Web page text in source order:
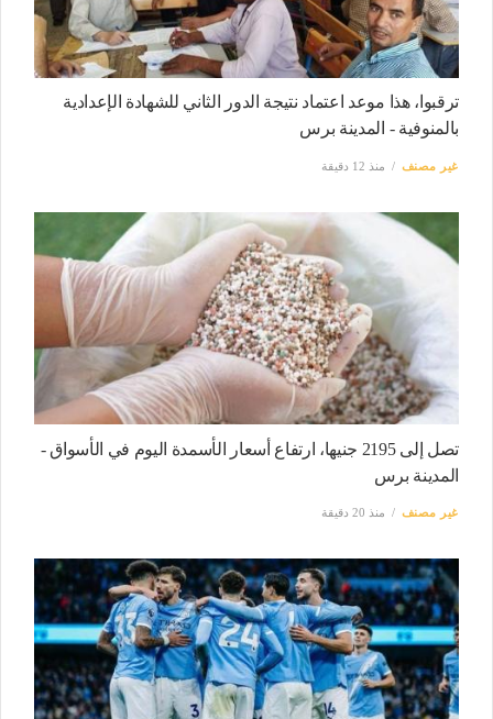
ترقبوا، هذا موعد اعتماد نتيجة الدور الثاني للشهادة الإعدادية
بالمنوفية - المدينة برس
غير مصنف منذ 12 دقيقة
تصل إلى 2195 جنيها، ارتفاع أسعار الأسمدة اليوم في الأسواق -
المدينة برس
غير مصنف منذ 20 دقيقة